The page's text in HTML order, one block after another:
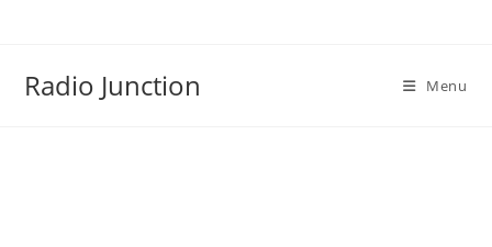
Radio Junction Menu